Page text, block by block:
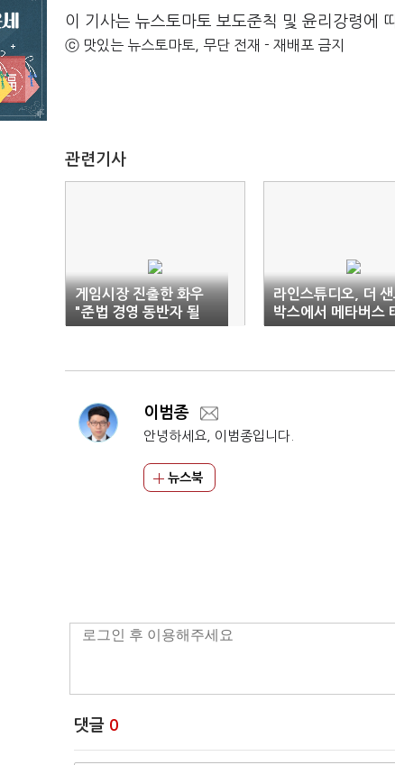
이 기사는 뉴스토마토 보도준칙 및 윤리강령에
ⓒ 맛있는 뉴스토마토, 무단 전재 - 재배포 금지
관련기사
게임시장 진출한 화우
"준법 경영 동반자 될
것"
라인스튜디오, 더
박스에서 메타버스
공간 마련
이범종
안녕하세요, 이범종입니다.
뉴스북
댓글 0